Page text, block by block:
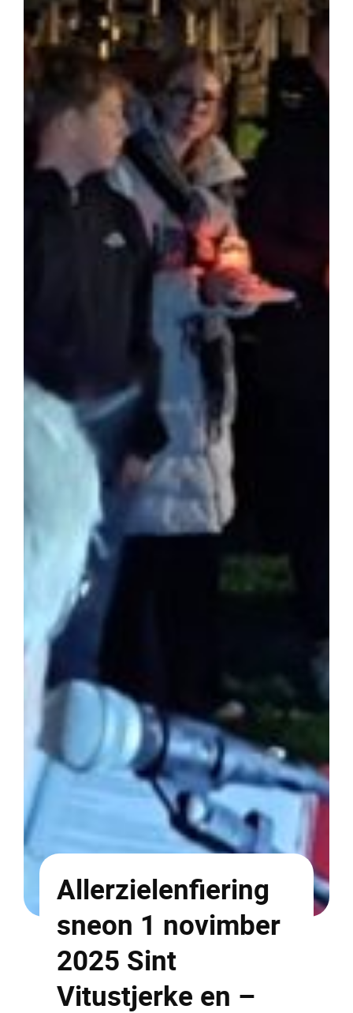
Allerzielenfiering
sneon 1 novimber
2025 Sint
Vitustjerke en –